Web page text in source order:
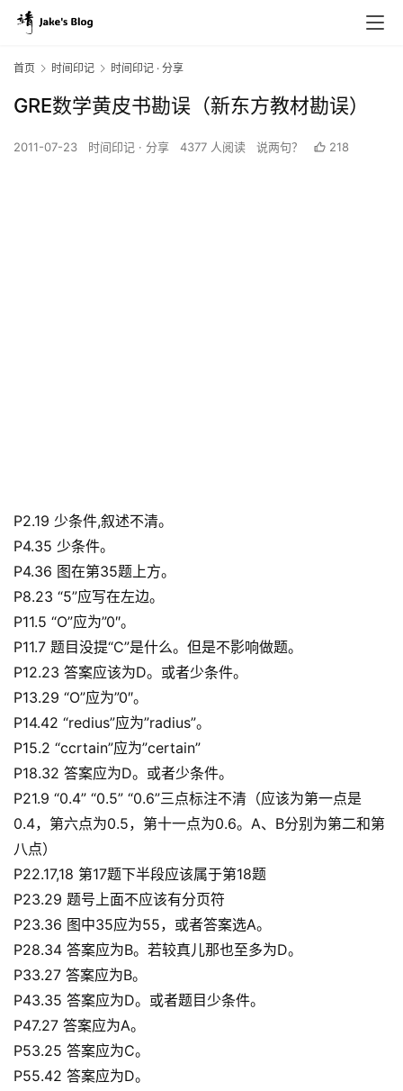
首页 时间印记 时间印记 · 分享
GRE数学黄皮书勘误（新东方教材勘误）
2011-07-23 时间印记 · 分享 4377 人阅读 说两句？ 218
P2.19 少条件,叙述不清。
P4.35 少条件。
P4.36 图在第35题上方。
P8.23 “5”应写在左边。
P11.5 “O”应为”0″。
P11.7 题目没提“C”是什么。但是不影响做题。
P12.23 答案应该为D。或者少条件。
P13.29 “O”应为”0″。
P14.42 “redius”应为”radius”。
P15.2 “ccrtain”应为”certain”
P18.32 答案应为D。或者少条件。
P21.9 “0.4” “0.5” “0.6”三点标注不清（应该为第一点是
0.4，第六点为0.5，第十一点为0.6。A、B分别为第二和第
八点）
P22.17,18 第17题下半段应该属于第18题
P23.29 题号上面不应该有分页符
P23.36 图中35应为55，或者答案选A。
P28.34 答案应为B。若较真儿那也至多为D。
P33.27 答案应为B。
P43.35 答案应为D。或者题目少条件。
P47.27 答案应为A。
P53.25 答案应为C。
P55.42 答案应为D。